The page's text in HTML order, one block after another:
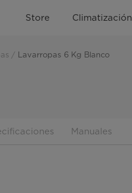
Store Climatización
Lavarropas 6 Kg Blanco
Manuales